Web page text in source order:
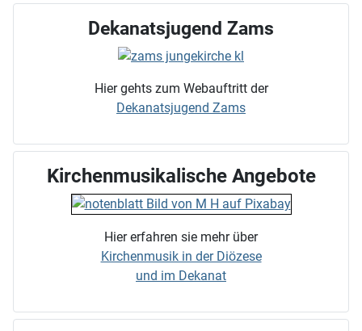
Dekanatsjugend Zams
Hier gehts zum Webauftritt der
Dekanatsjugend Zams
Kirchenmusikalische Angebote
Hier erfahren sie mehr über
Kirchenmusik in der Diözese
und im Dekanat